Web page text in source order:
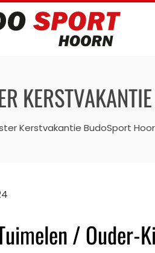
Kerstvakantie BudoSport
/ Ouder-